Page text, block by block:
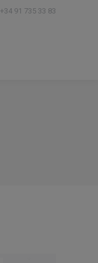
+34 91 735 33 83